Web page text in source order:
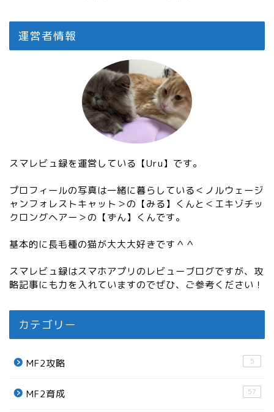
運営者情報
スマレビュ録を運営している【Uru】です。
プロフィールの写真は一緒に暮らしている＜ノルウェージ
ャンフォレストキャット＞の【みる】くんと＜エキゾチッ
クロングヘアー＞の【ずん】くんです。
基本的に長毛種の猫が大大大好きです＾＾
スマレビュ録はスマホアプリのレビューブログですが、攻
略記事にも力を入れていますのでぜひ、ご参考ください！
カテゴリー
MF2攻略 5
MF2育成 57